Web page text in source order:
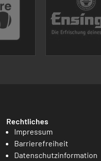
Rechtliches
Impressum
Barrierefreiheit
Datenschutzinformation